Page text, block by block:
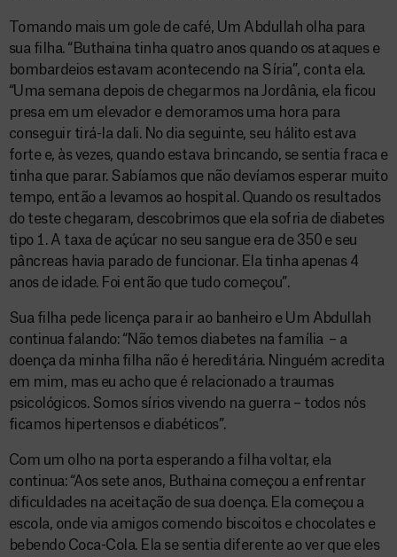
Tomando mais um gole de café, Um Abdullah olha para
sua filha. “Buthaina tinha quatro anos quando os ataques e
bombardeios estavam acontecendo na Síria”, conta ela.
“Uma semana depois de chegarmos na Jordânia, ela ficou
presa em um elevador e demoramos uma hora para
conseguir tirá-la dali. No dia seguinte, seu hálito estava
forte e, às vezes, quando estava brincando, se sentia fraca e
tinha que parar. Sabíamos que não devíamos esperar muito
tempo, então a levamos ao hospital. Quando os resultados
do teste chegaram, descobrimos que ela sofria de diabetes
tipo 1. A taxa de açúcar no seu sangue era de 350 e seu
pâncreas havia parado de funcionar. Ela tinha apenas 4
anos de idade. Foi então que tudo começou”.
Sua filha pede licença para ir ao banheiro e Um Abdullah
continua falando: “Não temos diabetes na família – a
doença da minha filha não é hereditária. Ninguém acredita
em mim, mas eu acho que é relacionado a traumas
psicológicos. Somos sírios vivendo na guerra – todos nós
ficamos hipertensos e diabéticos”.
Com um olho na porta esperando a filha voltar, ela
continua: “Aos sete anos, Buthaina começou a enfrentar
dificuldades na aceitação de sua doença. Ela começou a
escola, onde via amigos comendo biscoitos e chocolates e
bebendo Coca-Cola. Ela se sentia diferente ao ver que eles